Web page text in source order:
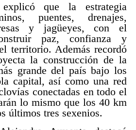
que la estrategia
puentes, drenajes,
y jagüeyes, con el
paz, confianza y
territorio. Además recordó
la construcción de la
grande del país bajo los
capital, así como una red
conectadas en todo el
lo mismo que los 40 km
últimos tres sexenios.